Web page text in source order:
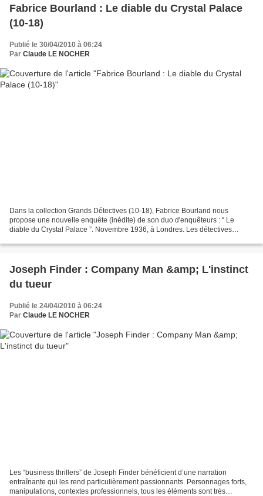
Fabrice Bourland : Le diable du Crystal Palace
(10-18)
Publié le 30/04/2010 à 06:24
Par Claude LE NOCHER
Dans la collection Grands Détectives (10-18), Fabrice Bourland nous
propose une nouvelle enquête (inédite) de son duo d'enquêteurs : “ Le
diable du Crystal Palace ”. Novembre 1936, à Londres. Les détectives
Joseph Finder : Company Man &amp; L'instinct
du tueur
Publié le 24/04/2010 à 06:24
Par Claude LE NOCHER
Les “business thrillers” de Joseph Finder bénéficient d’une narration
entraînante qui les rend particulièrement passionnants. Personnages forts,
manipulations, contextes professionnels, tous les éléments sont très